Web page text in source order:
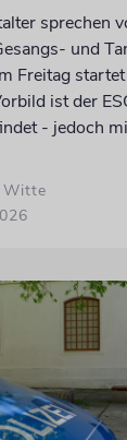
sprechen
und
Freitag
ist der
- jedoch
Witte